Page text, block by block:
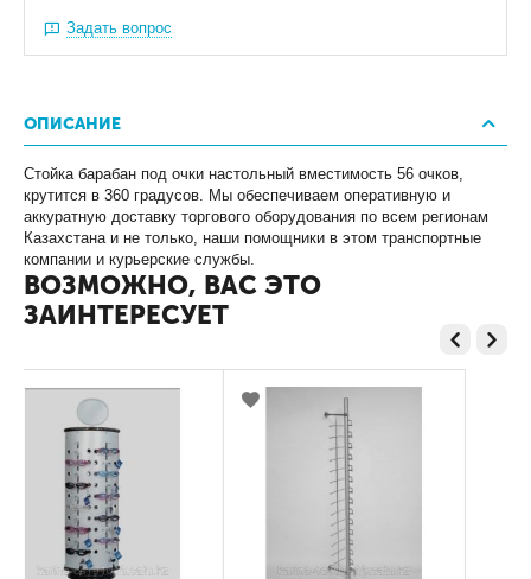
Задать вопрос
ОПИСАНИЕ
Стойка барабан под очки настольный вместимость 56 очков,
крутится в 360 градусов. Мы обеспечиваем оперативную и
аккуратную доставку торгового оборудования по всем регионам
Казахстана и не только, наши помощники в этом транспортные
компании и курьерские службы.
ВОЗМОЖНО, ВАС ЭТО
ЗАИНТЕРЕСУЕТ